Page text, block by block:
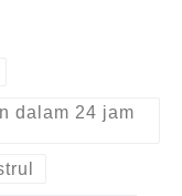
dalam 24 jam